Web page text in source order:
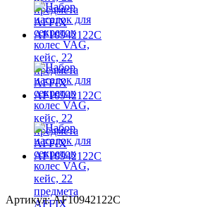
Артикул: AF10942122C